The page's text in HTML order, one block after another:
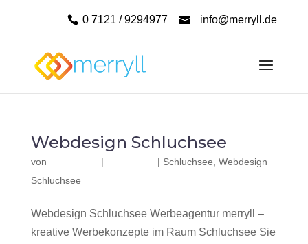
0 7121 / 9294977 info@merryll.de
Webdesign Schluchsee
von | | Schluchsee Webdesign
Schluchsee
Webdesign Schluchsee Werbeagentur merryll –
kreative Werbekonzepte im Raum Schluchsee Sie